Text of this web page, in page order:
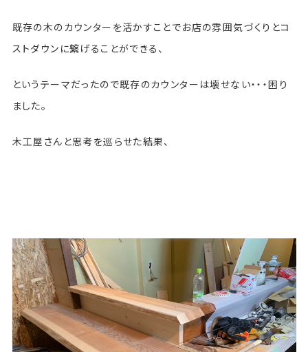
既存の木のカウンターを活かすことでお店の雰囲気づくりとコ
ストダウンに繋げることができる、
というテーマだったので既存のカウンターは壊せない・・・困り
ました。
木工屋さんと思考を巡らせた結果、